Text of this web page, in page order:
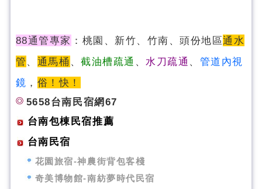
88通管專家 ：桃園、新竹、竹南、頭份地區通水
管 、 通馬桶 、截油槽疏通 、 水刀疏通 、 管道內視
鏡 ， 俗！快！
5658台南民宿網67
台南包棟民宿推薦
台南民宿
花園旅宿-神農街背包客棧
奇美博物館-南紡夢時代民宿